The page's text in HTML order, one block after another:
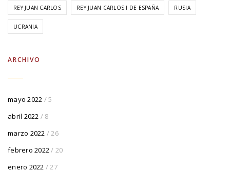
REY JUAN CARLOS REY JUAN CARLOS I DE ESPAÑA RUSIA
UCRANIA
ARCHIVO
mayo 2022 / 5
abril 2022 / 8
marzo 2022 / 26
febrero 2022/ 20
enero 2022 / 27